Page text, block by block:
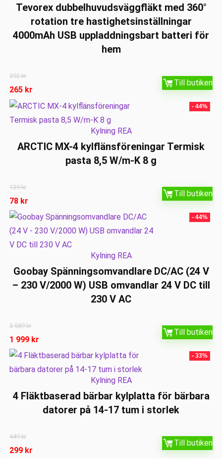
Tevorex dubbelhuvudsväggfläkt med 360°
rotation tre hastighetsinställningar
4000mAh USB uppladdningsbart batteri för
hem
392kr
265 kr
Till butiken
- 44%
Kylning REA
ARCTIC MX-4 kylflänsföreningar Termisk
pasta 8,5 W/m-K 8 g
139kr
78 kr
Till butiken
- 44%
Kylning REA
Goobay Spänningsomvandlare DC/AC (24 V
– 230 V/2000 W) USB omvandlar 24 V DC till
230 V AC
3 589kr
1 999 kr
Till butiken
- 33%
Kylning REA
4 Fläktbaserad bärbar kylplatta för bärbara
datorer på 14-17 tum i storlek
449kr
299 kr
Till butiken